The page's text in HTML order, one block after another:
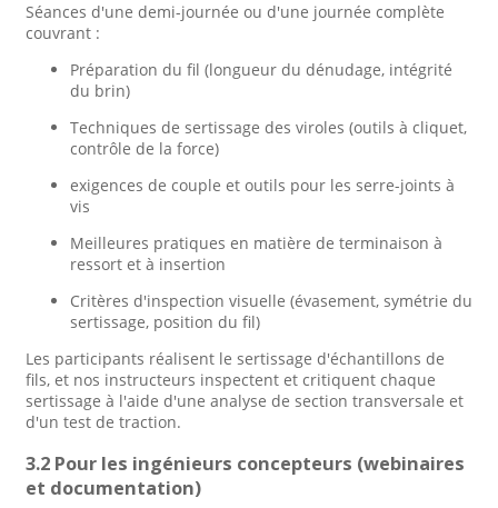
Séances d'une demi-journée ou d'une journée complète
couvrant :
Préparation du fil (longueur du dénudage, intégrité
du brin)
Techniques de sertissage des viroles (outils à cliquet,
contrôle de la force)
exigences de couple et outils pour les serre-joints à
vis
Meilleures pratiques en matière de terminaison à
ressort et à insertion
Critères d'inspection visuelle (évasement, symétrie du
sertissage, position du fil)
Les participants réalisent le sertissage d'échantillons de
fils, et nos instructeurs inspectent et critiquent chaque
sertissage à l'aide d'une analyse de section transversale et
d'un test de traction.
3.2 Pour les ingénieurs concepteurs (webinaires
et documentation)